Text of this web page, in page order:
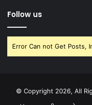
Follow us
Error Can not Get Posts,
© Copyright 2026, All